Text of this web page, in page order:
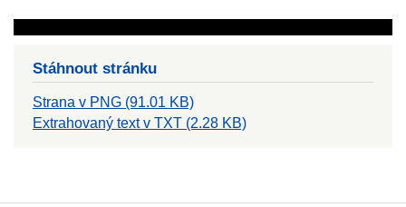
Stáhnout stránku
Strana v PNG (91.01 KB)
Extrahovaný text v TXT (2.28 KB)